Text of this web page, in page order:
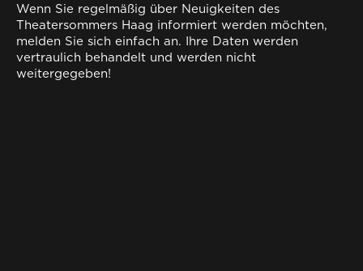
Wenn Sie regelmäßig über Neuigkeiten des
Theatersommers Haag informiert werden möchten,
melden Sie sich einfach an. Ihre Daten werden
vertraulich behandelt und werden nicht
weitergegeben!